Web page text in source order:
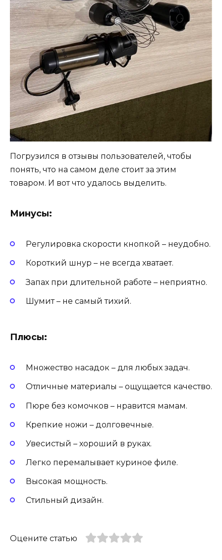
Погрузился в отзывы пользователей, чтобы
понять, что на самом деле стоит за этим
товаром. И вот что удалось выделить.
Минусы:
Регулировка скорости кнопкой – неудобно.
Короткий шнур – не всегда хватает.
Запах при длительной работе – неприятно.
Шумит – не самый тихий.
Плюсы:
Множество насадок – для любых задач.
Отличные материалы – ощущается качество.
Пюре без комочков – нравится мамам.
Крепкие ножи – долговечные.
Увесистый – хороший в руках.
Легко перемалывает куриное филе.
Высокая мощность.
Стильный дизайн.
Оцените статью